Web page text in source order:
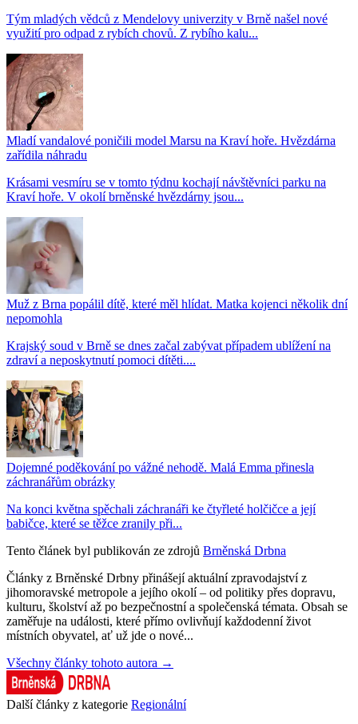
Tým mladých vědců z Mendelovy univerzity v Brně našel nové
využití pro odpad z rybích chovů. Z rybího kalu...
Mladí vandalové poničili model Marsu na Kraví hoře. Hvězdárna
zařídila náhradu
Krásami vesmíru se v tomto týdnu kochají návštěvníci parku na
Kraví hoře. V okolí brněnské hvězdárny jsou...
Muž z Brna popálil dítě, které měl hlídat. Matka kojenci několik dní
nepomohla
Krajský soud v Brně se dnes začal zabývat případem ublížení na
zdraví a neposkytnutí pomoci dítěti....
Dojemné poděkování po vážné nehodě. Malá Emma přinesla
záchranářům obrázky
Na konci května spěchali záchranáři ke čtyřleté holčičce a její
babičce, které se těžce zranily při...
Tento článek byl publikován ze zdrojů Brněnská Drbna
Články z Brněnské Drbny přinášejí aktuální zpravodajství z
jihomoravské metropole a jejího okolí – od politiky přes dopravu,
kulturu, školství až po bezpečnostní a společenská témata. Obsah se
zaměřuje na události, které přímo ovlivňují každodenní život
místních obyvatel, ať už jde o nové...
Všechny články tohoto autora →
Další články z kategorie Regionální